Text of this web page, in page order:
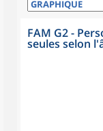
FAM G2 -
seules selon